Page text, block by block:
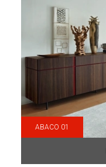
ABACO 01